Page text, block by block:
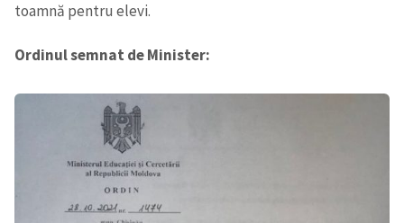
toamnă pentru elevi.
Ordinul semnat de Minister: